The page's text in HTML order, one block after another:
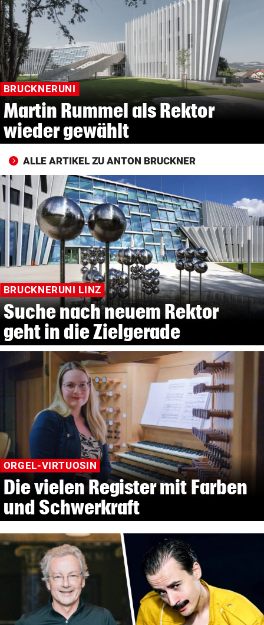
© Krone Multimedia GmbH & Co KG 2026
Muthgasse 2, 1190 Wien
BRUCKNERUNI
Martin Rummel als Rektor
wieder gewählt
ALLE ARTIKEL ZU ANTON BRUCKNER
BRUCKNERUNI LINZ
Suche nach neuem Rektor
geht in die Zielgerade
ORGEL-VIRTUOSIN
Die vielen Register mit Farben
und Schwerkraft